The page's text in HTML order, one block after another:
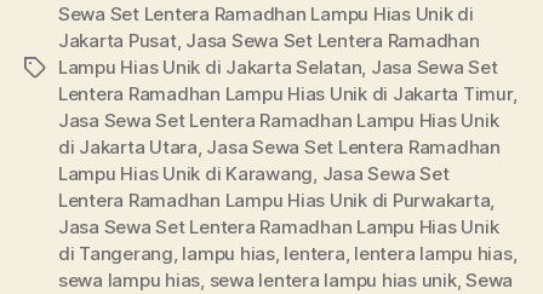
Tags
Sewa Set Lentera Ramadhan Lampu Hias Unik di
Jakarta Pusat, Jasa Sewa Set Lentera Ramadhan
Lampu Hias Unik di Jakarta Selatan, Jasa Sewa Set
Lentera Ramadhan Lampu Hias Unik di Jakarta Timur,
Jasa Sewa Set Lentera Ramadhan Lampu Hias Unik
di Jakarta Utara, Jasa Sewa Set Lentera Ramadhan
Lampu Hias Unik di Karawang, Jasa Sewa Set
Lentera Ramadhan Lampu Hias Unik di Purwakarta,
Jasa Sewa Set Lentera Ramadhan Lampu Hias Unik
di Tangerang, lampu hias, lentera, lentera lampu hias,
sewa lampu hias, sewa lentera lampu hias unik,Sewa